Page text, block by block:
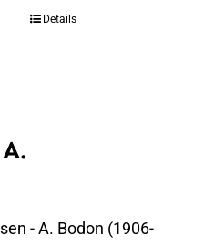
Details
- A. Bodon (1906-